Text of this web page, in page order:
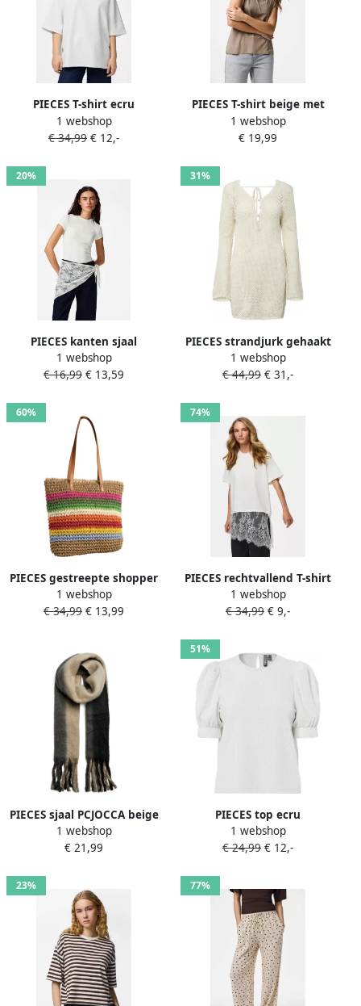
PIECES T-shirt ecru
1 webshop
€ 34,99 € 12,-
PIECES T-shirt beige met
lurex
1 webshop
€ 19,99
20%
PIECES kanten sjaal
PCGAMILLA ecru
1 webshop
€ 16,99 € 13,59
31%
PIECES strandjurk gehaakt
ecru
1 webshop
€ 44,99 € 31,-
60%
PIECES gestreepte shopper
PCKIKI naturel multi
1 webshop
€ 34,99 € 13,99
74%
PIECES rechtvallend T-shirt
ecru
1 webshop
€ 34,99 € 9,-
PIECES sjaal PCJOCCA beige
1 webshop
€ 21,99
51%
PIECES top ecru
1 webshop
€ 24,99 € 12,-
23% 77%